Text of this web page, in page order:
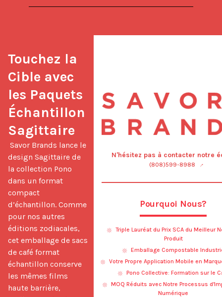
Touchez la
Cible avec
les Paquets
Échantillon
Sagittaire
design Sagittaire de
la collection Pono
dans un format
compact
d’échantillon. Comme
pour nos autres
éditions zodiacales,
cet emballage de sacs
de café format
échantillon conserve
les mêmes films
haute barrière,
N'hésitez pas à contacter notre
(808)599-8988
Pourquoi Nous?
Triple Lauréat du Prix SCA du Meilleur
Produit
Emballage Compostable
Votre Propre Application Mobile en
Pono Collective: Formation sur le
MOQ Réduits avec Notre Processus
Numérique